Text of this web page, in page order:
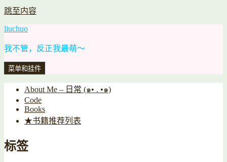
跳至内容
liuchuo
我不管，反正我最萌～
菜单和挂件
About Me – 日常 (๑• . •๑)
Code
Books
★书籍推荐列表
标签